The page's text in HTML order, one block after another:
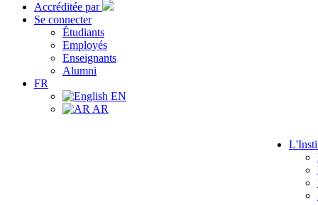
Accréditée par
Se connecter
Étudiants
Employés
Enseignants
Alumni
FR
EN
AR